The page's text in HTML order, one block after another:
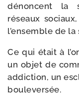
dénoncent la
réseaux
l’en­semble de la
Ce qui était à
un objet de
addic­tion, un
bouleversée.